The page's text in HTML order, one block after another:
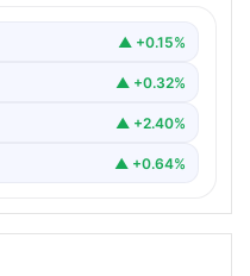
▲ +0.15%
▲ +0.32%
▲ +2.40%
▲ +0.64%